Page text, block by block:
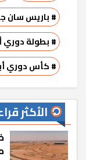
# باريس سان
# بطولة دوري
# كأس دوري
الأكثر